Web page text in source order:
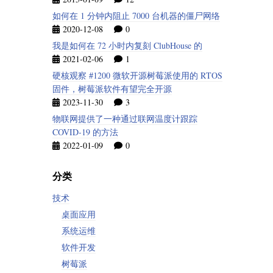
如何在 1 分钟内阻止 7000 台机器的僵尸网络
2020-12-08
0
我是如何在 72 小时内复刻 ClubHouse 的
2021-02-06
1
硬核观察 #1200 微软开源树莓派使用的 RTOS
固件，树莓派软件有望完全开源
2023-11-30
3
物联网提供了一种通过联网温度计跟踪
COVID-19 的方法
2022-01-09
0
分类
技术
桌面应用
系统运维
软件开发
树莓派